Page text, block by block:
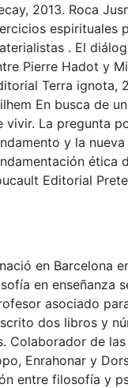
2013. Roca
espirituales
. El
Pierre Hadot y
Terra ignota,
En busca de
vivir. La pregunta
y la nueva
ética
Editorial
en Barcelona
en enseñanza
asociado
dos libros y
Colaborador de
Enrahonar y
entre filosofía y